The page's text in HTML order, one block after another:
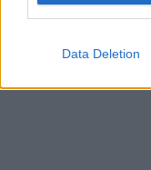
Data Deletion